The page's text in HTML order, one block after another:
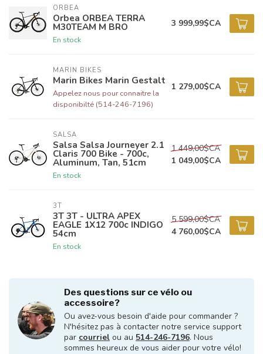
ORBEA
Orbea ORBEA TERRA
M30TEAM M BRO
En stock
3 999,99$CA
MARIN BIKES
Marin Bikes Marin Gestalt
Appelez nous pour connaitre la
disponibilté (514-246-7196)
1 279,00$CA
SALSA
Salsa Salsa Journeyer 2.1
Claris 700 Bike - 700c,
Aluminum, Tan, 51cm
En stock
1 449,00$CA
1 049,00$CA
3T
3T 3T - ULTRA APEX
EAGLE 1X12 700c INDIGO
54cm
En stock
5 599,00$CA
4 760,00$CA
Des questions sur ce vélo ou
accessoire?
Ou avez-vous besoin d'aide pour commander ?
N'hésitez pas à contacter notre service support
par courriel ou au 514-246-7196. Nous
sommes heureux de vous aider pour votre vélo!